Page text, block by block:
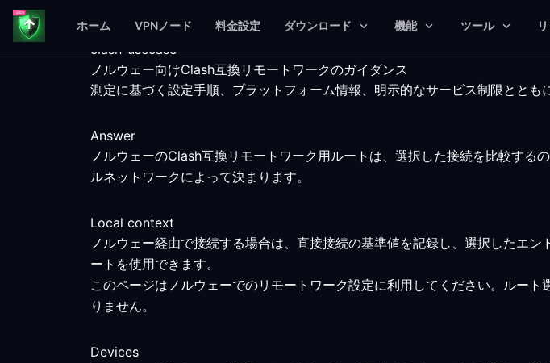
ホーム VPNノード 料金設定 ダウンロード 機能 ツール
clash-usecase
ノルウェー向けClash互換リモートワークのガイダンス
測定に基づく設定手順、プラットフォーム情報、明示的なサービス制限ととも
Answer
ノルウェーのClash互換リモートワーク用ルートは、選択した接続を比較す
ルネットワークによって決まります。
Local context
ノルウェー経由で接続する場合は、直接接続の基準値を記録し、選択したエ
ートを使用できます。
このページはノルウェーでのリモートワーク設定に利用してください。ルー
りません。
Devices